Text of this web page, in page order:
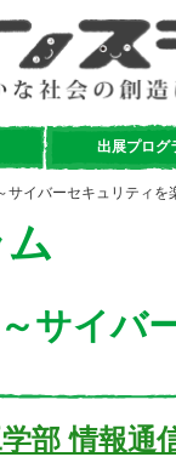
出展プログ
サイバーセキュリティを
サイバ
部 情報通